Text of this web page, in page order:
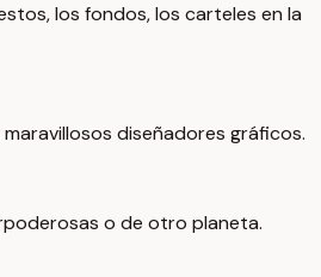
los fondos, los carteles en la
diseñadores gráficos.
o de otro planeta.